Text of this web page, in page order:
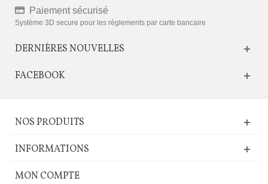
Paiement sécurisé
Système 3D secure pour les règlements par carte bancaire
DERNIÈRES NOUVELLES
FACEBOOK
NOS PRODUITS
INFORMATIONS
MON COMPTE